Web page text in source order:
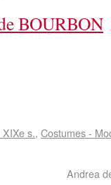
BOURBON
s., Costumes -
Andrea